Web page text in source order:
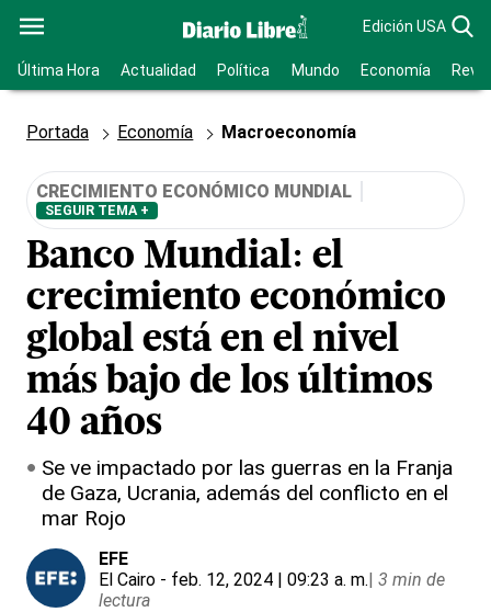
Edición USA
Última Hora Actualidad Política Mundo Economía
Portada Economía Macroeconomía
CRECIMIENTO ECONÓMICO MUNDIAL
SEGUIR TEMA +
Banco Mundial: el
crecimiento económico
global está en el nivel
más bajo de los últimos
40 años
Se ve impactado por las guerras en la Franja
de Gaza, Ucrania, además del conflicto en el
mar Rojo
EFE
El Cairo - feb. 12, 2024 | 09:23 a. m.| 3 min de
lectura